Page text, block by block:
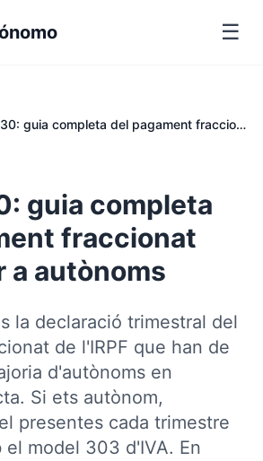
☰
Model 130: guia completa del pagament fraccionat d'IRPF per a autònoms
guia completa
fraccionat
a autònoms
la declaració trimestral del
de l'IRPF que han de
d'autònoms en
Si ets autònom,
presentes cada trimestre
el model 303 d'IVA. En